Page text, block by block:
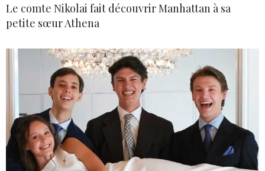
Le comte Nikolai fait découvrir Manhattan à sa
petite sœur Athena